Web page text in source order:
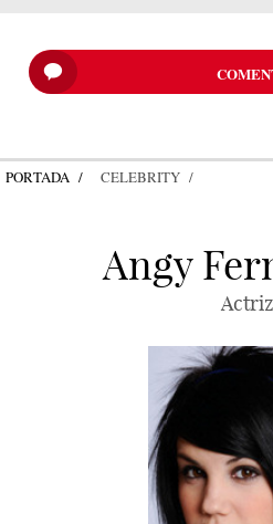
PORTADA CELEBRITY
Angy
Actriz